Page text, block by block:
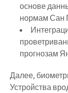
основе
нормам Сан
прогнозам
Далее,
Устройства